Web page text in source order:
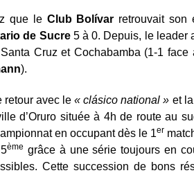
que le Club Bolívar retrouvait son
de Sucre 5 à 0. Depuis, le leader
Cruz et Cochabamba (1-1 face
).
retour avec le« clásico national » et
d’Oruro située à 4h de route au
en occupant dès le 1er
ème grâce à une série toujours en
Cette succession de bons